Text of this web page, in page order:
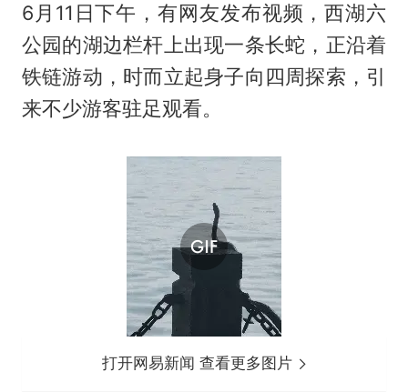
6月11日下午，有网友发布视频，西湖六
公园的湖边栏杆上出现一条长蛇，正沿着
铁链游动，时而立起身子向四周探索，引
来不少游客驻足观看。
打开网易新闻 查看更多图片